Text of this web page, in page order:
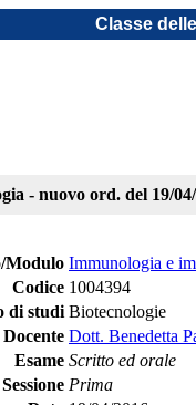
Classe
- nuovo ord. del 19/
Modulo Immunologia e
Codice 1004394
di studi Biotecnologie
Docente Dott. Benedetta
Esame Scritto ed orale
Sessione Prima